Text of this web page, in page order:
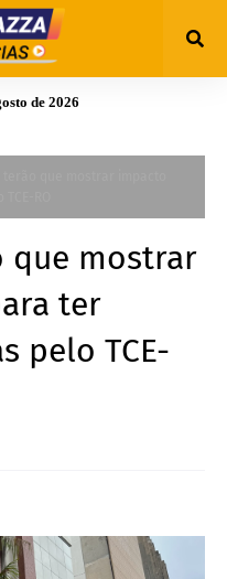
de 2026
que mostrar
ter
pelo TCE-